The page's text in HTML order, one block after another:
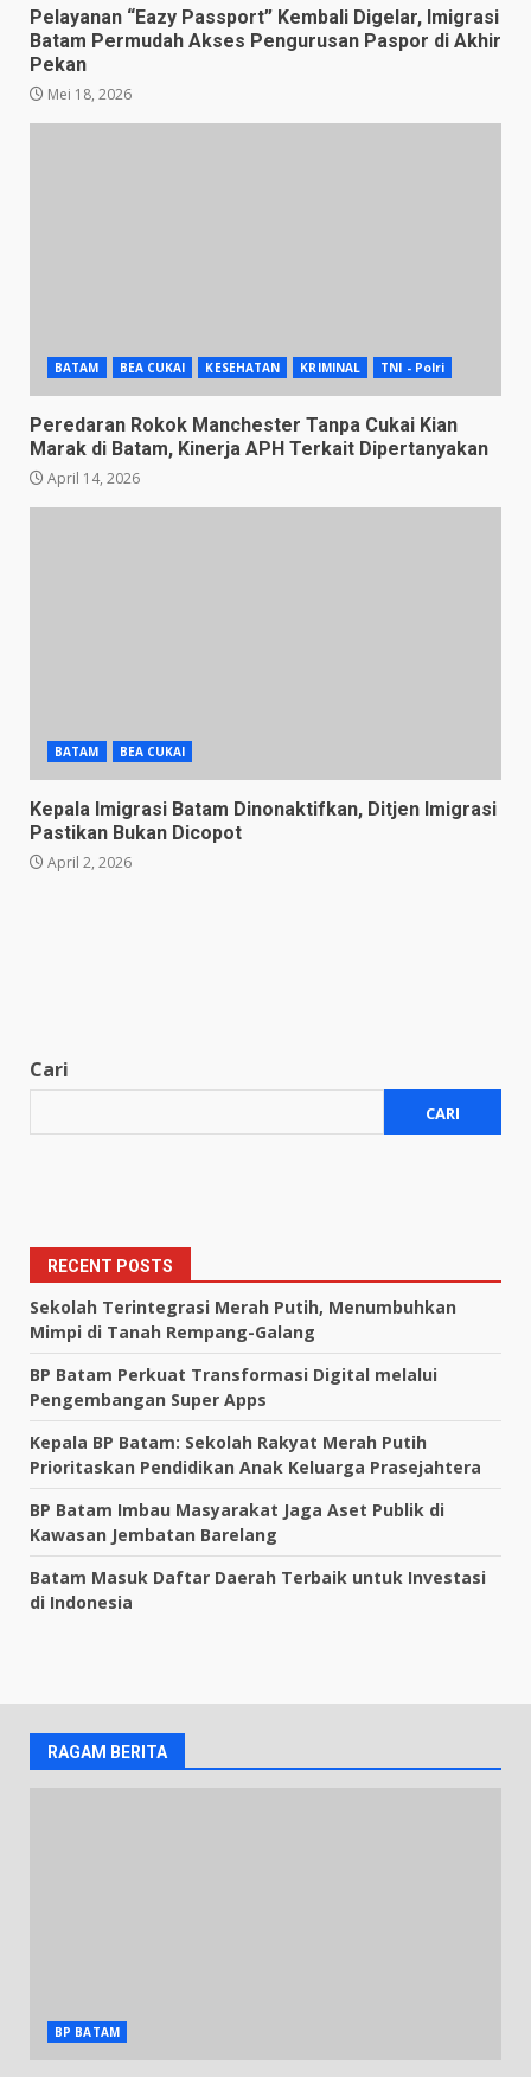
Pelayanan “Eazy Passport” Kembali Digelar, Imigrasi
Batam Permudah Akses Pengurusan Paspor di Akhir
Pekan
Mei 18, 2026
BATAM BEA CUKAI KESEHATAN KRIMINAL TNI - Polri
Peredaran Rokok Manchester Tanpa Cukai Kian
Marak di Batam, Kinerja APH Terkait Dipertanyakan
April 14, 2026
BATAM BEA CUKAI
Kepala Imigrasi Batam Dinonaktifkan, Ditjen Imigrasi
Pastikan Bukan Dicopot
April 2, 2026
Cari
CARI
RECENT POSTS
Sekolah Terintegrasi Merah Putih, Menumbuhkan
Mimpi di Tanah Rempang-Galang
BP Batam Perkuat Transformasi Digital melalui
Pengembangan Super Apps
Kepala BP Batam: Sekolah Rakyat Merah Putih
Prioritaskan Pendidikan Anak Keluarga Prasejahtera
BP Batam Imbau Masyarakat Jaga Aset Publik di
Kawasan Jembatan Barelang
Batam Masuk Daftar Daerah Terbaik untuk Investasi
di Indonesia
RAGAM BERITA
BP BATAM